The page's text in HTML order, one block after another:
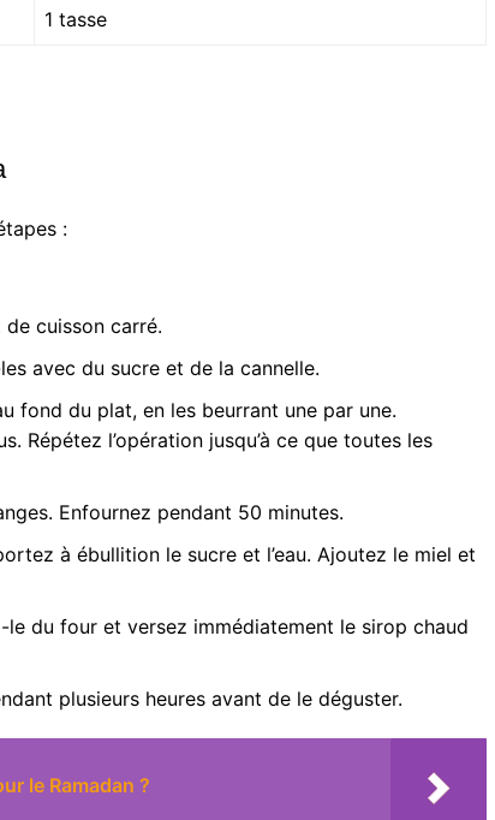
1 tasse
:
cuisson carré.
avec du sucre et de la cannelle.
fond du plat, en les beurrant une par une.
Répétez l’opération jusqu’à ce que toutes les
Enfournez pendant 50 minutes.
à ébullition le sucre et l’eau. Ajoutez le miel et
du four et versez immédiatement le sirop chaud
plusieurs heures avant de le déguster.
le Ramadan ?